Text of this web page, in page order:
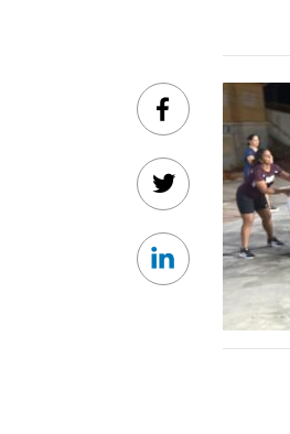
Facebook
Twitter
Linkedin